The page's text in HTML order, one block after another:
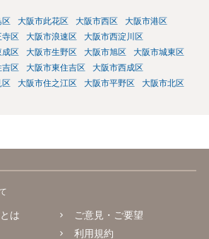
区 大阪市此花区 大阪市西区
大阪市港区
区 大阪市浪速区
大阪市西淀川区
区 大阪市生野区 大阪市旭区
大阪市城東区
区 大阪市東住吉区
大阪市西成区
区 大阪市住之江区 大阪市平野区
大阪市北区
は
ご意見・ご要望
利用規約